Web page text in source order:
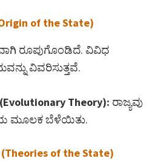
of the State)
ರೂಪುಗೊಂಡಿದೆ. ವಿವಿಧ
ವಿವರಿಸುತ್ತವೆ.
Theory): ರಾಜ್ಯವು
ಮೂಲಕ ಬೆಳೆಯಿತು.
(Theories of the State)